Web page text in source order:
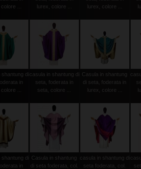
...
lurex, colore ...
lurex, colore ...
di
in
...
casula in shantung di
seta, foderata in
seta, colore ...
Casula in shantung
di seta, foderata in
lurex, colore ...
di
in
Casula in shantung
di seta foderata, col.
casula in shantung di
seta foderata, col.